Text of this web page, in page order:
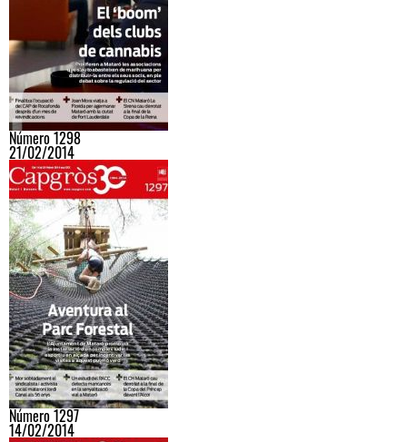
Número 1298
21/02/2014
Número 1297
14/02/2014